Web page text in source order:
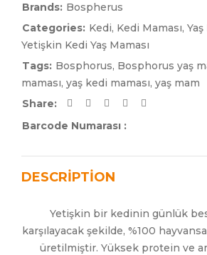
Brands: Bospherus
Categories: Kedi, Kedi Maması,
Yetişkin Kedi Yaş Maması
Tags: Bosphorus, Bosphorus yaş
maması, yaş kedi maması, yaş mam
Share:
Barcode Numarası :
DESCRIPTION
Yetişkin bir kedinin günlük
karşılayacak şekilde, %100
üretilmiştir. Yüksek protein ve